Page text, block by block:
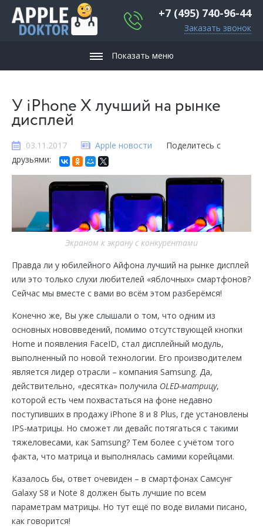
Показать меню
+7 (495) 740-96-44
Заказать звонок
У iPhone X лучший на рынке
дисплей
03.11.2017 Apple новости
Поделитесь с
друзьями:
Экраном к экрану с конкурентами
Правда ли у юбилейного Айфона лучший на рынке дисплей
или это только слухи любителей «яблочных» смартфонов?
Сейчас мы вместе с вами во всём этом разберёмся!
Конечно же, Вы уже слышали о том, что одним из
основных нововведений, помимо отсутствующей кнопки
Home и появления FaceID, стал дисплейный модуль,
выполненный по новой технологии. Его производителем
является лидер отрасли – компания Samsung. Да,
действительно, «десятка» получила OLED-матрицу,
которой есть чем похвастаться на фоне недавно
поступивших в продажу iPhone 8 и 8 Plus, где установлены
IPS-матрицы. Но сможет ли девайс потягаться с такими
тяжеловесами, как Samsung? Тем более с учётом того
факта, что матрица и выполнялась самими корейцами.
Казалось бы, ответ очевиден – в смартфонах Самсунг
Galaxy S8 и Note 8 должен быть лучшие по всем
параметрам матрицы. Но тут ещё по воде вилами писано,
как говорится!